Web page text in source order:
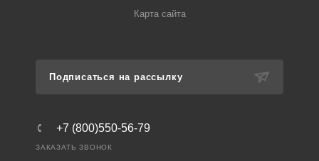
Карта сайта
Подписаться на рассылку
+7 (800)550-56-79
ЗАКАЗАТЬ ЗВОНОК